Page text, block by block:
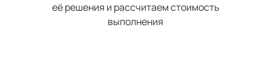
её решения и рассчитаем стоимость
выполнения